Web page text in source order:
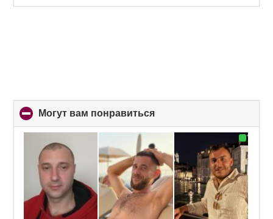
Могут вам понравиться
to
contents